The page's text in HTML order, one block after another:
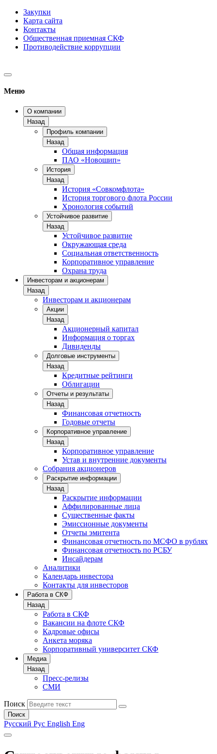
Закупки
Карта сайта
Контакты
Общественная приемная СКФ
Противодействие коррупции
Меню
О компании
Назад
Профиль компании
Назад
Общая информация
ПАО «Новошип»
История
Назад
История «Совкомфлота»
История торгового флота России
Хронология событий
Устойчивое развитие
Назад
Устойчивое развитие
Окружающая среда
Социальная ответственность
Корпоративное управление
Охрана труда
Инвесторам и акционерам
Назад
Инвесторам и акционерам
Акции
Назад
Акционерный капитал
Информация о торгах
Дивиденды
Долговые инструменты
Назад
Кредитные рейтинги
Облигации
Отчеты и результаты
Назад
Финансовая отчетность
Годовые отчеты
Корпоративное управление
Назад
Корпоративное управление
Устав и внутренние документы
Собрания акционеров
Раскрытие информации
Назад
Раскрытие информации
Аффилированные лица
Существенные факты
Эмиссионные документы
Отчеты эмитента
Финансовая отчетность по МСФО в рублях
Финансовая отчетность по РСБУ
Инсайдерам
Аналитики
Календарь инвестора
Контакты для инвесторов
Работа в СКФ
Назад
Работа в СКФ
Вакансии на флоте СКФ
Кадровые офисы
Анкета моряка
Корпоративный университет СКФ
Медиа
Назад
Пресс-релизы
СМИ
Поиск
Поиск
Русский Рус English Eng